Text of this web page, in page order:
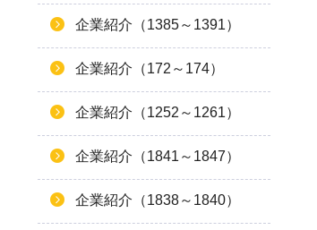
企業紹介（1385～1391）
企業紹介（172～174）
企業紹介（1252～1261）
企業紹介（1841～1847）
企業紹介（1838～1840）